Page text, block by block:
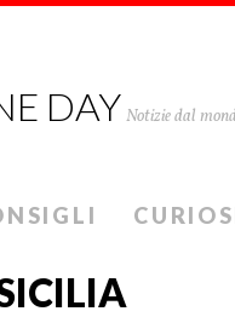
DAY Notizie dal